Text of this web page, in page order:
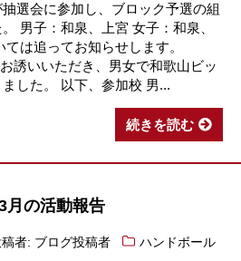
選会に参加し、ブロック予選の組
男子：和泉、上宮 女子：和泉、
は追ってお知らせします。
誘いいただき、男女で和歌山ビッ
した。 以下、参加校 男...
続きを読む
月の活動報告
者: ブログ投稿者 ハンドボール